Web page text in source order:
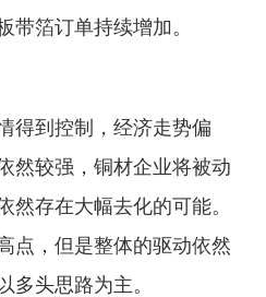
带箔订单持续增加。
得到控制，经济走势偏
然较强，铜材企业将被动
然存在大幅去化的可能。
点，但是整体的驱动依然
多头思路为主。